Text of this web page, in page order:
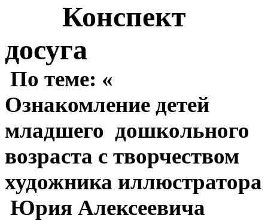
Конспект
досуга
По теме: «
Ознакомление детей
младшего дошкольного
возраста с творчеством
художника иллюстратора
Юрия Алексеевича